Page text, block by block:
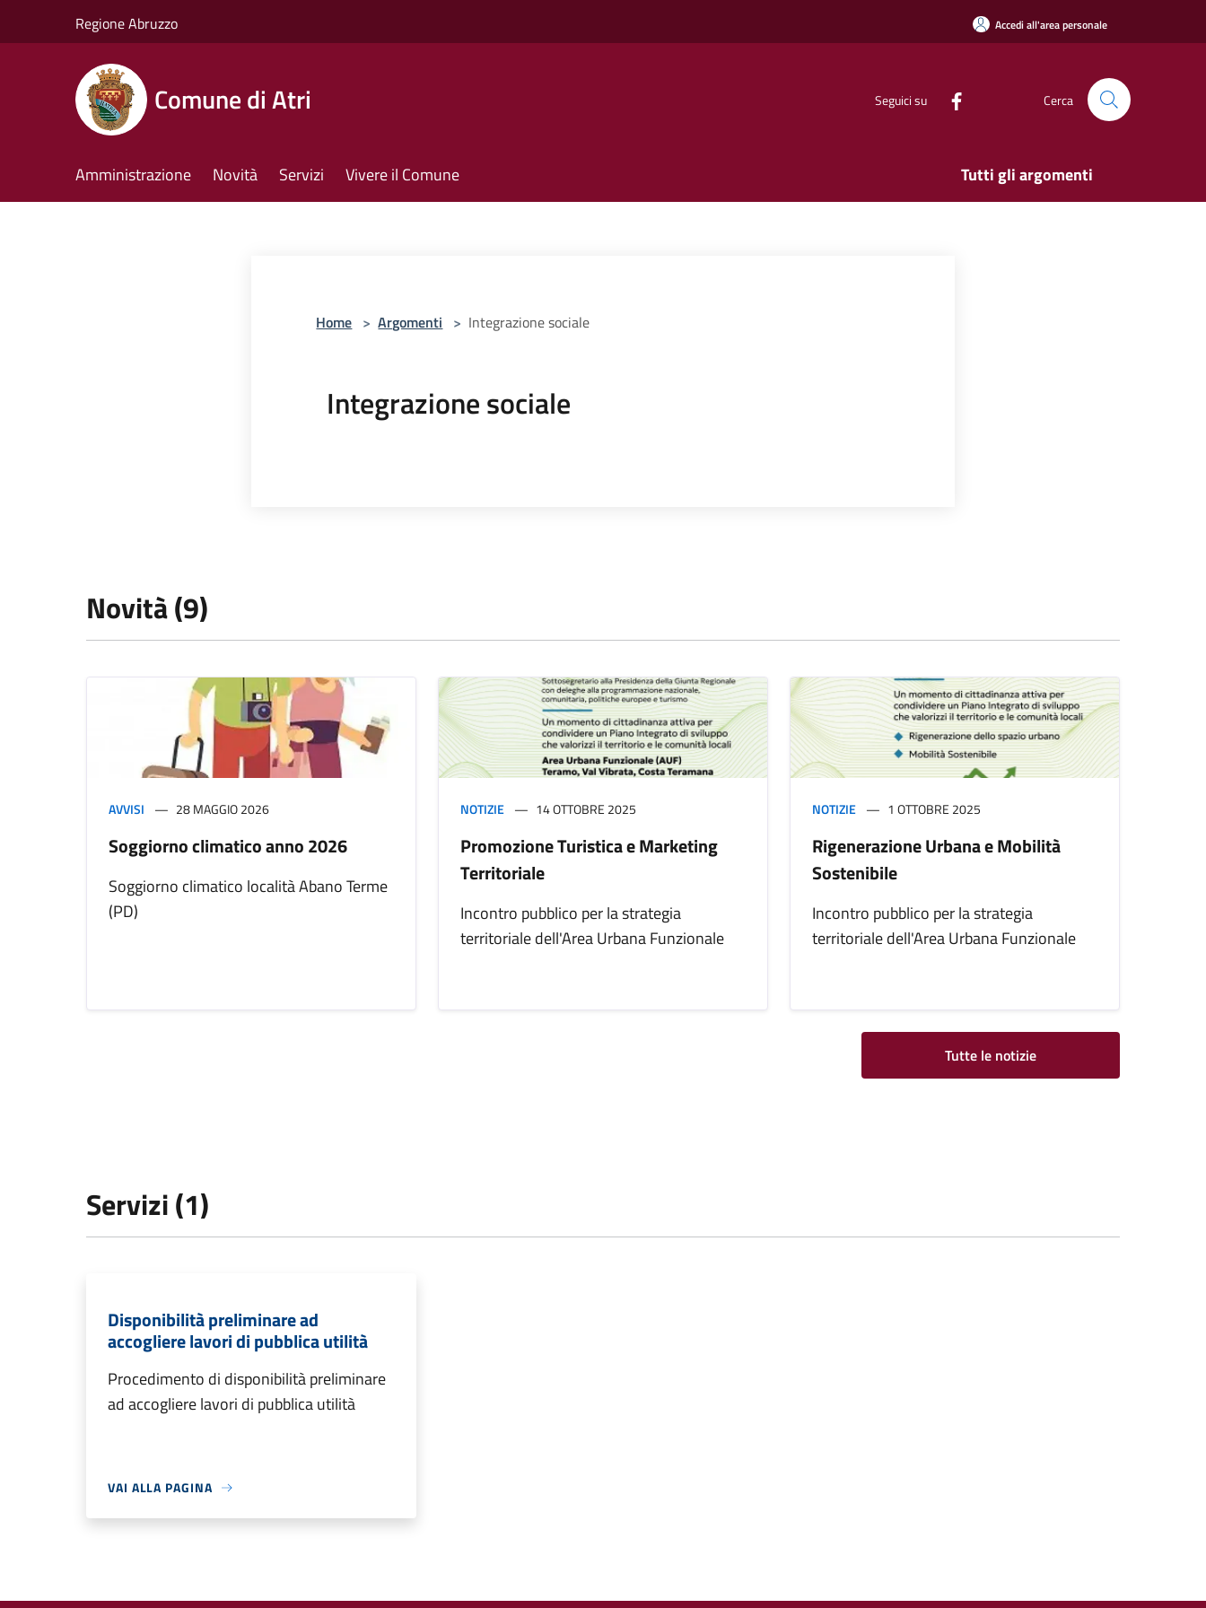
Regione Abruzzo Accedi all'area personale
Comune di Atri Seguici su Cerca
Amministrazione Novità Servizi Vivere il Comune Tutti gli argomenti
Home > Argomenti > Integrazione sociale
Integrazione sociale
Novità (9)
AVVISI 28 MAGGIO 2026
Soggiorno climatico anno 2026
Soggiorno climatico località Abano Terme
(PD)
NOTIZIE 14 OTTOBRE 2025
Promozione Turistica e Marketing
Territoriale
Incontro pubblico per la strategia
territoriale dell'Area Urbana Funzionale
NOTIZIE 1 OTTOBRE 2025
Rigenerazione Urbana e Mobilità
Sostenibile
Incontro pubblico per la strategia
territoriale dell'Area Urbana Funzionale
Tutte le notizie
Servizi (1)
Disponibilità preliminare ad
accogliere lavori di pubblica utilità
Procedimento di disponibilità preliminare
ad accogliere lavori di pubblica utilità
VAI ALLA PAGINA